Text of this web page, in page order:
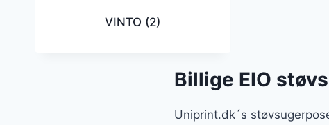
VINTO (2)
Billige EIO
Uniprint.dk´s